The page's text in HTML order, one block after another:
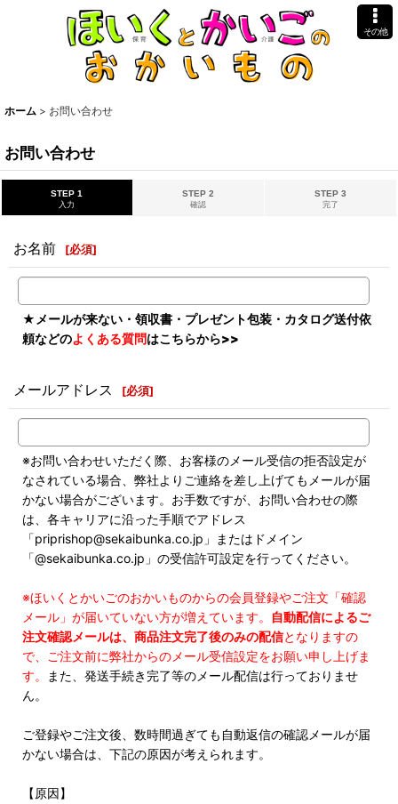
その他
ホーム > お問い合わせ
お問い合わせ
STEP 1
入力
STEP 2
確認
STEP 3
完了
お名前 [必須]
★ メールが来ない・領収書・プレゼント包装・カタログ送付依
頼などのよくある質問はこちらから>>
メールアドレス [必須]
※お問い合わせいただく際、お客様のメール受信の拒否設定が
なされている場合、弊社よりご連絡を差し上げてもメールが届
かない場合がございます。お手数ですが、お問い合わせの際
は、各キャリアに沿った手順でアドレス
「priprishop@sekaibunka.co.jp」またはドメイン
「@sekaibunka.co.jp」の受信許可設定を行ってください。
※ほいくとかいごのおかいものからの会員登録やご注文「確認
メール」が届いていない方が増えています。
自動配信によるご
注文確認メールは、商品注文完了後のみの配信となりますの
で、ご注文前に弊社からのメール受信設定をお願い申し上げま
す。
また、発送手続き完了等のメール配信は行っておりませ
ん。
ご登録やご注文後、数時間過ぎても自動返信の確認メールが届
かない場合は、下記の原因が考えられます。
【原因】